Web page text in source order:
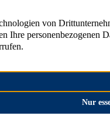
amarc21
Bauernhof